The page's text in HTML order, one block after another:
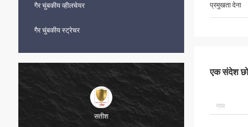
गैर चुंबकीय व्हीलचेयर
गैर चुंबकीय स्ट्रेचर
अनस
प्रमुखता देना
एक संदेश